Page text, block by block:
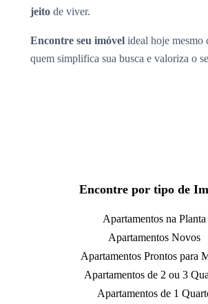
jeito de viver.
Encontre seu imóvel ideal hoje mesmo
quem simplifica sua busca e valoriza o
Encontre por tipo de
Apartamentos na Planta
Apartamentos Novos
Apartamentos Prontos para
Apartamentos de 2 ou 3
Apartamentos de 1